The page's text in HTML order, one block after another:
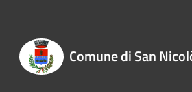
Comune di San